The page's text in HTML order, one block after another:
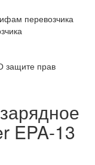
перевозчика
защите прав
EPA-13